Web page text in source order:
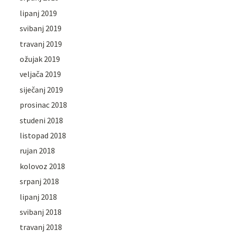
lipanj 2019
svibanj 2019
travanj 2019
ožujak 2019
veljača 2019
siječanj 2019
prosinac 2018
studeni 2018
listopad 2018
rujan 2018
kolovoz 2018
srpanj 2018
lipanj 2018
svibanj 2018
travanj 2018